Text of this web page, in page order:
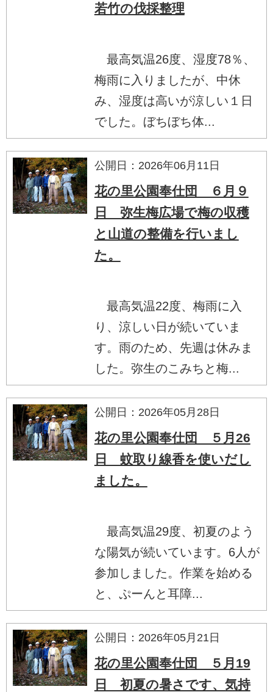
若竹の伐採整理
最高気温26度、湿度78％、
梅雨に入りましたが、中休
み、湿度は高いが涼しい１日
でした。ぼちぼち体...
公開日：2026年06月11日
花の里公園奉仕団 ６月９
日 弥生梅広場で梅の収穫
と山道の整備を行いまし
た。
最高気温22度、梅雨に入
り、涼しい日が続いていま
す。雨のため、先週は休みま
した。弥生のこみちと梅...
公開日：2026年05月28日
花の里公園奉仕団 ５月26
日 蚊取り線香を使いだし
ました。
最高気温29度、初夏のよう
な陽気が続いています。6人が
参加しました。作業を始める
と、ぷーんと耳障...
公開日：2026年05月21日
花の里公園奉仕団 ５月19
日 初夏の暑さです、気持